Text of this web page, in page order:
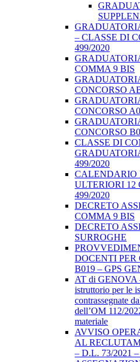
– CLASSE DI
499/2020
COMMA 9 BIS
CONCORSO
CONCORSO
CONCORSO
CLASSE DI
499/2020
CALENDARIO
ULTERIORI 12
499/2020
DECRETO
COMMA 9 BIS
DECRETO
SURROGHE
DOCENTI PER
B019 – GPS
AT di GENOVA
istruttorio per le
contrassegnate
dell’OM 112/
materiale
AVVISO
AL
– D.L. 73/2021